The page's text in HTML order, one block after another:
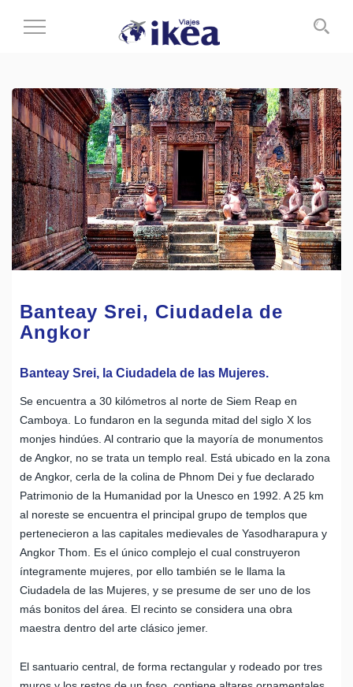
Cambiar
navegación
Banteay Srei, Ciudadela de
Angkor
Banteay Srei, la Ciudadela de las Mujeres.
Se encuentra a 30 kilómetros al norte de Siem Reap en
Camboya. Lo fundaron en la segunda mitad del siglo X los
monjes hindúes. Al contrario que la mayoría de monumentos
de Angkor, no se trata un templo real. Está ubicado en la zona
de Angkor, cerla de la colina de Phnom Dei y fue declarado
Patrimonio de la Humanidad por la Unesco en 1992. A 25 km
al noreste se encuentra el principal grupo de templos que
pertenecieron a las capitales medievales de Yasodharapura y
Angkor Thom. Es el único complejo el cual construyeron
íntegramente mujeres, por ello también se le llama la
Ciudadela de las Mujeres, y se presume de ser uno de los
más bonitos del área. El recinto se considera una obra
maestra dentro del arte clásico jemer.
El santuario central, de forma rectangular y rodeado por tres